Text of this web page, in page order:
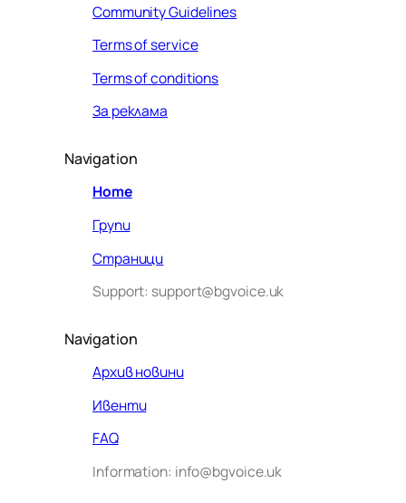
Community Guidelines
Terms of service
Terms of conditions
За реклама
Navigation
Home
Групи
Страници
Support: support@bgvoice.uk
Navigation
Архив новини
Ивенти
FAQ
Information: info@bgvoice.uk
VOICE UK. С какво мога да